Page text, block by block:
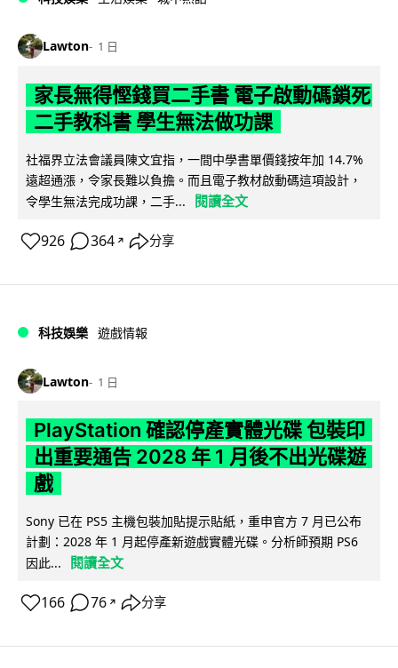
Lawton 1 日
家長無得慳錢買二手書 電子啟動碼鎖死
二手教科書 學生無法做功課
社福界立法會議員陳文宜指，一間中學書單價錢按年加 14.7%
遠超通漲，令家長難以負擔。而且電子教材啟動碼這項設計，
令學生無法完成功課，二手...
閱讀全文
926 364 ↗ 分享
科技娛樂 遊戲情報
Lawton 1 日
PlayStation 確認停產實體光碟 包裝印
出重要通告 2028 年 1 月後不出光碟遊
戲
Sony 已在 PS5 主機包裝加貼提示貼紙，重申官方 7 月已公布
計劃：2028 年 1 月起停產新遊戲實體光碟。分析師預期 PS6
因此...
閱讀全文
166 76 ↗ 分享